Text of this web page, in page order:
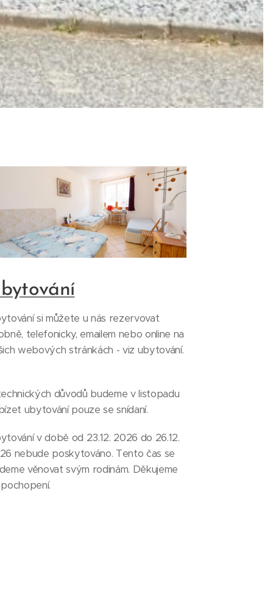
si můžete u nás rezervovat
telefonicky, emailem nebo online na
webových stránkách - viz ubytování.
důvodů budeme v listopadu
ubytování pouze se snídaní.
v době od 23.12. 2026 do 26.12.
nebude poskytováno. Tento čas se
věnovat svým rodinám. Děkujeme